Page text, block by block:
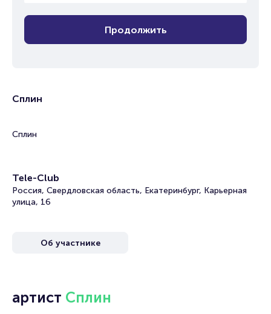
Продолжить
Сплин
Сплин
Tele-Club
Россия, Свердловская область, Екатеринбург, Карьерная
улица, 16
Об участнике
артист Сплин